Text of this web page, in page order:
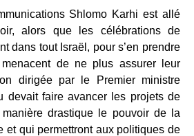
Shlomo Karhi est allé
alors que les célébrations de
dans tout Israël, pour s’en prendre
de ne plus assurer leur
dirigée par le Premier ministre
devait faire avancer les projets de
drastique le pouvoir de la
et qui permettront aux politiques de